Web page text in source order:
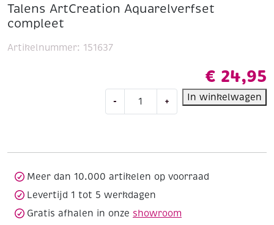
Talens ArtCreation Aquarelverfset
compleet
€ 24,95
-
ArtCreation
+ In winkelwagen
Artikelnummer: 151637
Meer dan 10.000 artikelen op voorraad
Levertijd 1 tot 5 werkdagen
Gratis afhalen in onze showroom